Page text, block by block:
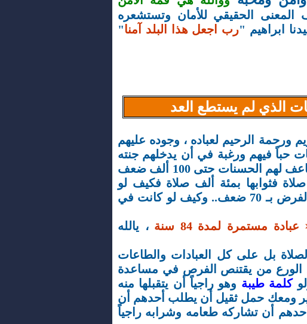
المعنى الحقيقي للأمان وتستشعره
ابراهيم "رب اجعل هذا البلد آمنا"
الذي لم يستطع العد
ورحمة الرحيم لعباده ، وجوده عليهم
حباً فيهم ورغبة في أن يدخلهم جنته
التي أعدها لهم وكيف ضاعف لهم الحسنات حتى 100 ألف ضعف
فثوابها بمئة ألف صلاة فكيف لو
كانت في رمضان حيث الفرض بـ 70 ضعف.. وكيف لو كانت في
، يالله
بل على كل العبادات والطاعات
الورع من يقتنص الفرص في مساعدة
كلمة طيبة وهو راجياً أن يتقبلها منه
ومعك حمل ثقيل أن يطلب أحدهم أن
أن تشاركه طعامه وشرابه راجياً